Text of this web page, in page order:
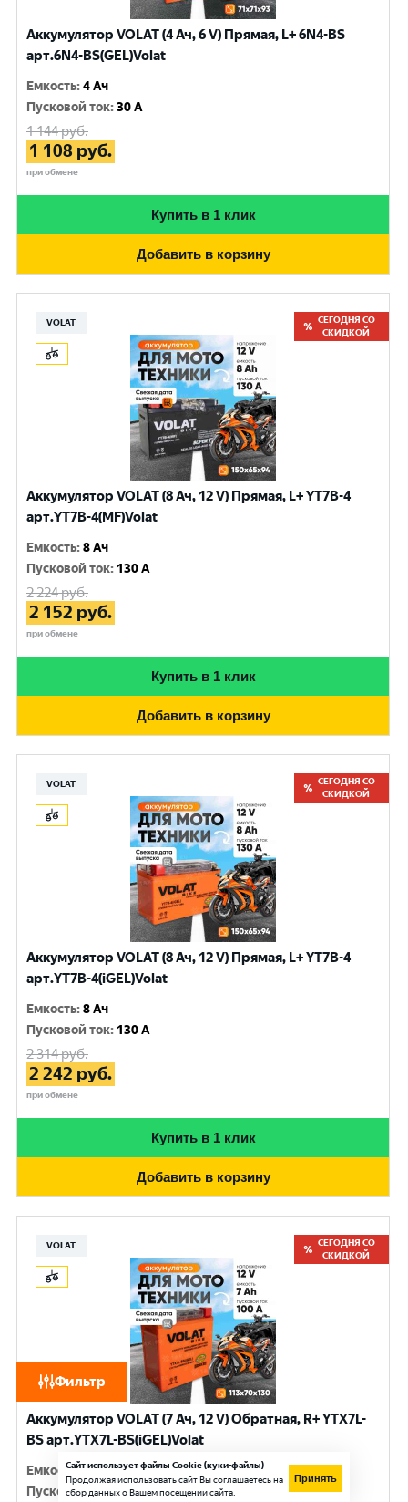
Фильтр
Аккумулятор VOLAT (4 Ач, 6 V) Прямая, L+ 6N4-BS
арт.6N4-BS(GEL)Volat
Емкость:4 Ач
Пусковой ток:30 A
1 144руб.
1 108 руб.
при обмене
Купить в 1 клик
Добавить в корзину
VOLAT
СЕГОДНЯ СО
СКИДКОЙ
Аккумулятор VOLAT (8 Ач, 12 V) Прямая, L+ YT7B-4
арт.YT7B-4(MF)Volat
Емкость:8 Ач
Пусковой ток: 130 A
2 224руб.
2 152 руб.
при обмене
Купить в 1 клик
Добавить в корзину
VOLAT
СЕГОДНЯ СО
СКИДКОЙ
Аккумулятор VOLAT (8 Ач, 12 V) Прямая, L+ YT7B-4
арт.YT7B-4(iGEL)Volat
Емкость:8 Ач
Пусковой ток: 130 A
2 314руб.
2 242 руб.
при обмене
Купить в 1 клик
Добавить в корзину
VOLAT
СЕГОДНЯ СО
СКИДКОЙ
Аккумулятор VOLAT (7 Ач, 12 V) Обратная, R+ YTX7L-
BS арт.YTX7L-BS(iGEL)Volat
Емкость:7 Ач
Пусковой ток:100 A
Сайт использует файлы Cookie (куки-файлы)
Продолжая использовать сайт Вы соглашаетесь на
сбор данных о Вашем посещении сайта.
Принять